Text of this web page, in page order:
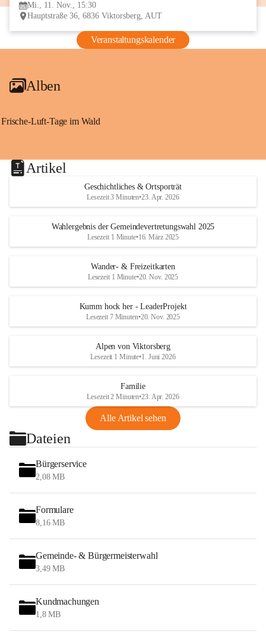
Mi., 11. Nov., 15:30
Hauptstraße 36, 6836 Viktorsberg, AUT
Veranstaltungskalender
Alben
Frische-Luft-Tage im Wald
Artikel
Geschichtliches & Ortsporträt
Lesezeit 3 Minuten•23. Apr. 2026
Wahlergebnis der Gemeindevertretungswahl 2025
Lesezeit 1 Minute•16. März 2025
Wander- & Freizeitkarten
Lesezeit 1 Minute•20. Nov. 2025
Kumm hock her - LeaderProjekt
Lesezeit 7 Minuten•20. Nov. 2025
Alpen von Viktorsberg
Lesezeit 1 Minute•1. Juni 2026
Familie
Lesezeit 2 Minuten•23. Apr. 2026
Alle Artikel sehen
Dateien
Bürgerservice
2,08 MB
Formulare
8,16 MB
Gemeinde- & Bürgermeisterwahl
3,49 MB
Kundmachungen
1,8 MB